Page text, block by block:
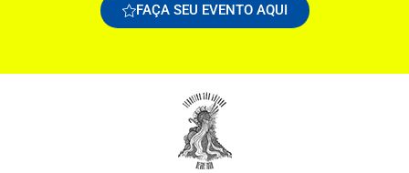
FAÇA SEU EVENTO AQUI